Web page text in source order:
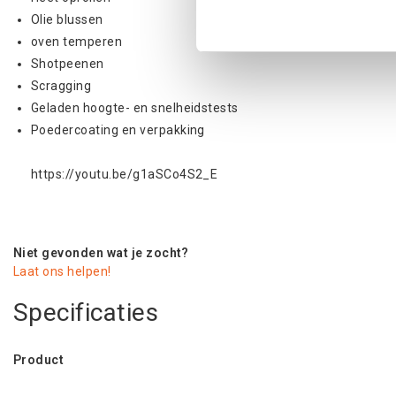
Olie blussen
oven temperen
Shotpeenen
Scragging
Geladen hoogte- en snelheidstests
Poedercoating en verpakking
https://youtu.be/g1aSCo4S2_E
Niet gevonden wat je zocht?
Laat ons helpen!
Specificaties
Product